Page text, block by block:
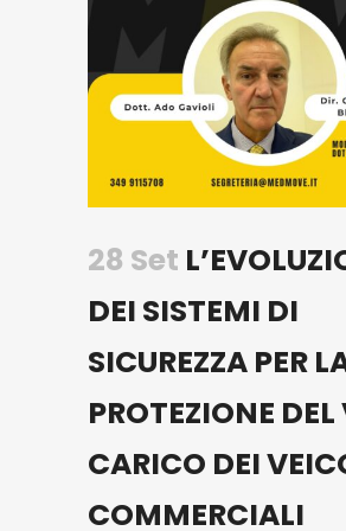
28 Set
DEI SISTEMI DI
SICUREZZA PER
PROTEZIONE
CARICO DEI
COMMERCIALI